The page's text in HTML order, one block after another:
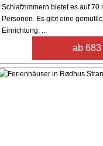
Schlafzimmern bietet es auf 70
Personen. Es gibt eine
Einrichtung, ...
ab 683